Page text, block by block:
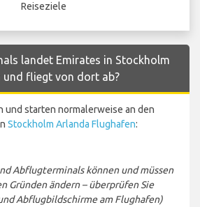
Reiseziele
landet Emirates in Stockholm
und fliegt von dort ab?
und starten normalerweise an den
Stockholm Arlanda Flughafen:
Abflugterminals können und müssen
Gründen ändern – überprüfen Sie
Abflugbildschirme am Flughafen)